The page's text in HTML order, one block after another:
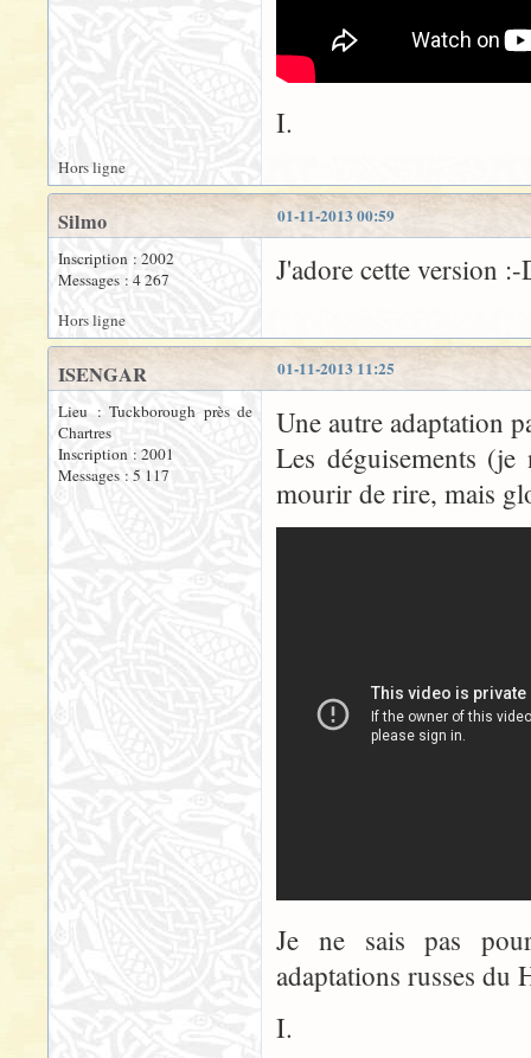
I.
Hors ligne
01-11-2013 00:59
Silmo
Inscription : 2002
Messages : 4 267
J'adore cette version :-
Hors ligne
01-11-2013 11:25
ISENGAR
Lieu : Tuckborough près de
Chartres
Inscription : 2001
Messages : 5 117
Une autre adaptation
Les déguisements
mourir de rire, mais
Je ne sais pas
adaptations russes du
I.